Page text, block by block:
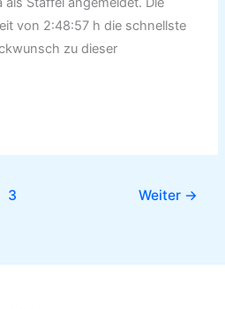
von 2:48:57 h die schnellste
zu dieser
3 Weiter →